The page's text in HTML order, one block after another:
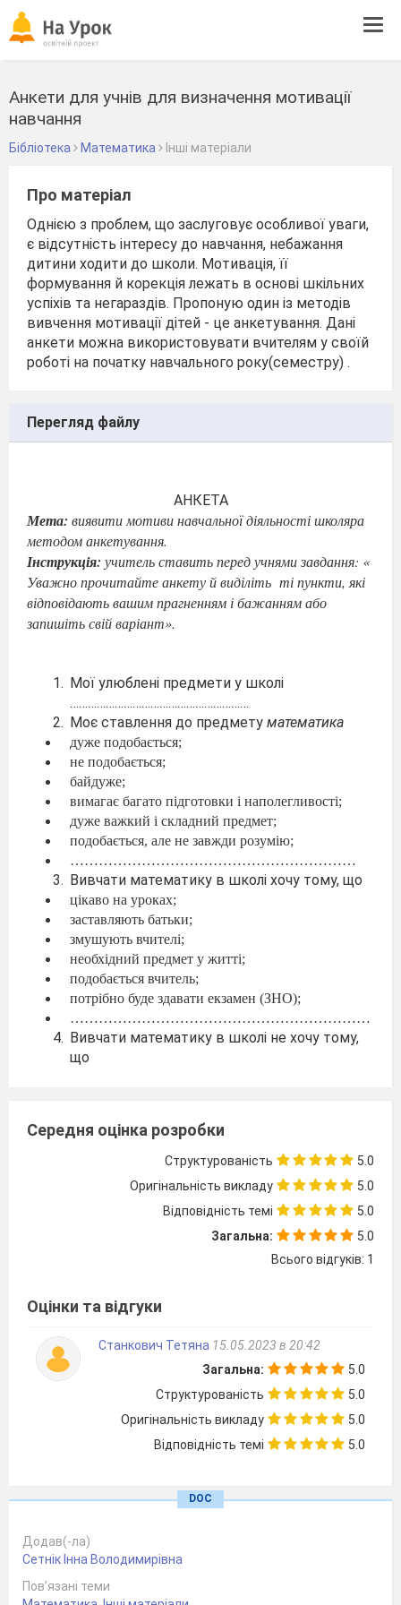
Анкети для учнів для визначення мотивації
навчання
Бібліотека Математика Інші матеріали
Про матеріал
Однією з проблем, що заслуговує особливої уваги,
є відсутність інтересу до навчання, небажання
дитини ходити до школи. Мотивація, її
формування й корекція лежать в основі шкільних
успіхів та негараздів. Пропоную один із методів
вивчення мотивації дітей - це анкетування. Дані
анкети можна використовувати вчителям у своїй
роботі на початку навчального року(семестру) .
Перегляд файлу
АНКЕТА
Мета: виявити мотиви навчальної діяльності школяра
методом анкетування.
Інструкція: учитель ставить перед учнями завдання: «
Уважно прочитайте анкету й виділіть ті пункти, які
відповідають вашим прагненням і бажанням або
запишіть свій варіант».
Мої улюблені предмети у школі
……………………………………………………
Моє ставлення до предмету математика
дуже подобається;
не подобається;
байдуже;
вимагає багато підготовки і наполегливості;
дуже важкий і складний предмет;
подобається, але не завжди розумію;
……………………………………………………
Вивчати математику в школі хочу тому, що
цікаво на уроках;
заставляють батьки;
змушують вчителі;
необхідний предмет у житті;
подобається вчитель;
потрібно буде здавати екзамен (ЗНО);
………………………………………………………
Вивчати математику в школі не хочу тому,
що
непотрібний предмет;
лінуюся вчитися;
…………………………………………………………..
АНКЕТА « МОТИВИ НАВЧАЛЬНОЇ ДІЯЛЬНОСТІ »
виявити мотиви навчальної діяльності школяра
методом анкетування.
Інструкція:учитель ставить перед учнями завдання: «
які відповідають вашим прагненням і бажанням».
Середня оцінка розробки
Структурованість
5.0
Оригінальність викладу
5.0
Відповідність темі
5.0
Загальна:
5.0
Всього відгуків: 1
Оцінки та відгуки
Станкович Тетяна 15.05.2023 в 20:42
Загальна:
5.0
Структурованість
5.0
Оригінальність викладу
5.0
Відповідність темі
5.0
DOC
Додав(-ла)
Сетнік Інна Володимирівна
Пов’язані теми